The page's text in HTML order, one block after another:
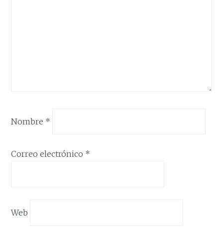
Nombre *
Correo electrónico *
Web